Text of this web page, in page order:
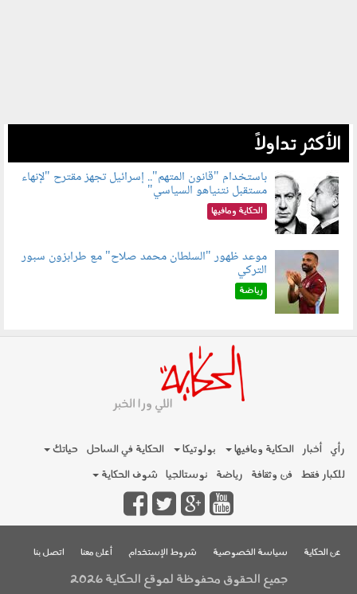
الأكثر تداولاً
090801.jpg
باستخدام "قانون المتهم".. إسرائيل تجهز مقترح "لإنهاء
مستقبل نتنياهو السياسي"
الحكاية ومافيها
090802.jpg
موعد ظهور "السلطان محمد صلاح" مع طرابزون سبور
التركي
رياضة
رأي أخبار الحكاية ومافيها بولوتيكا الحكاية في الساحل
حياتك
للكبار فقط فن وثقافة رياضة نوستالجيا شوف الحكاية
عن الحكاية سياسة الخصوصية شروط الإستخدام أعلن معنا اتصل بنا
جميع الحقوق محفوظة لموقع الحكاية 2026